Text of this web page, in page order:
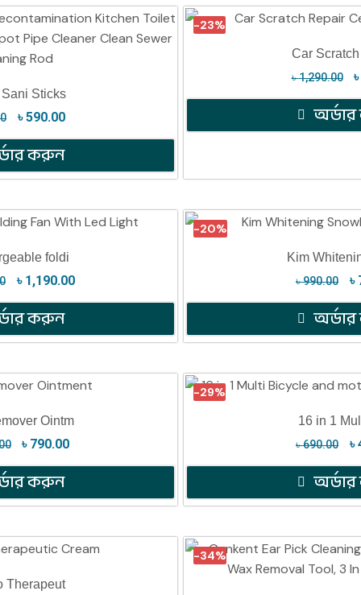
Sticks
৳590.00
করুন
-23%
Car
৳1,290.00
foldi
৳ 1,190.00
করুন
-20%
Kim
৳990.00 ৳
Ointm
৳ 790.00
করুন
-29%
16 in 1
৳690.00 ৳
Therapeut
-34%